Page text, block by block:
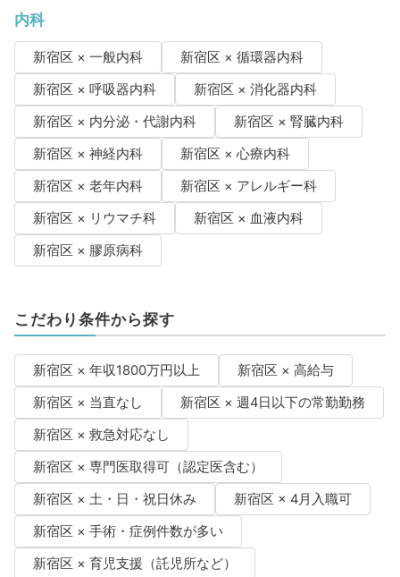
内科
新宿区 × 一般内科
新宿区 × 循環器内科
新宿区 × 呼吸器内科
新宿区 × 消化器内科
新宿区 × 内分泌・代謝内科
新宿区 × 腎臓内科
新宿区 × 神経内科
新宿区 × 心療内科
新宿区 × 老年内科
新宿区 × アレルギー科
新宿区 × リウマチ科
新宿区 × 血液内科
新宿区 × 膠原病科
こだわり条件から探す
新宿区 × 年収1800万円以上
新宿区 × 高給与
新宿区 × 当直なし
新宿区 × 週4日以下の常勤勤務
新宿区 × 救急対応なし
新宿区 × 専門医取得可（認定医含む）
新宿区 × 土・日・祝日休み
新宿区 × 4月入職可
新宿区 × 手術・症例件数が多い
新宿区 × 育児支援（託児所など）